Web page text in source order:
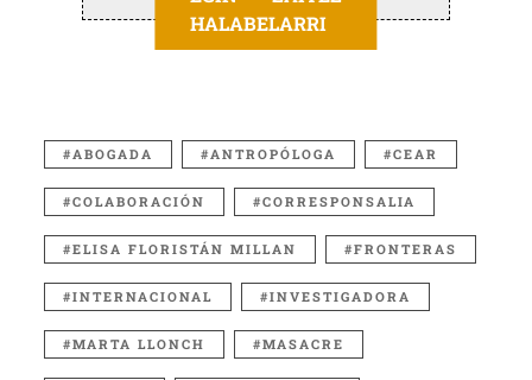
HALABELARRI
ABOGADA ANTROPÓLOGA CEAR
COLABORACIÓN CORRESPONSALIA
ELISA FLORISTÁN MILLAN FRONTERAS
INTERNACIONAL INVESTIGADORA
MARTA LLONCH MASACRE